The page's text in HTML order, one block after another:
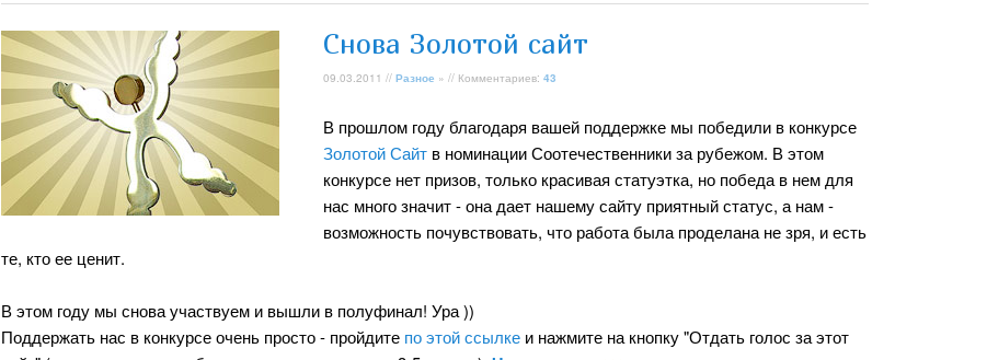
Снова Золотой сайт
09.03.2011 // Разное » // Комментариев: 43
В прошлом году благодаря вашей поддержке мы победили в конкурсе
Золотой Сайт в номинации Соотечественники за рубежом. В этом
конкурсе нет призов, только красивая статуэтка, но победа в нем для
нас много значит - она дает нашему сайту приятный статус, а нам -
возможность почувствовать, что работа была проделана не зря, и есть
те, кто ее ценит.
В этом году мы снова участвуем и вышли в полуфинал! Ура ))
Поддержать нас в конкурсе очень просто - пройдите по этой ссылке и нажмите на кнопку "Отдать голос за этот